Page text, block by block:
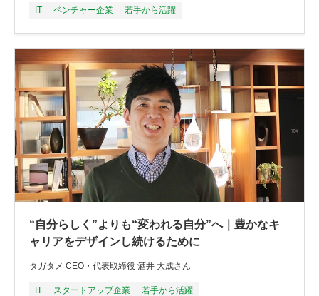
IT ベンチャー企業 若手から活躍
“自分らしく”よりも“変われる自分”へ｜豊かなキ
ャリアをデザインし続けるために
タガタメ CEO・代表取締役 酒井 大成さん
IT スタートアップ企業 若手から活躍